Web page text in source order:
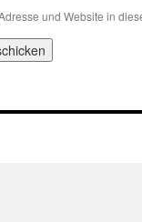
und Website in